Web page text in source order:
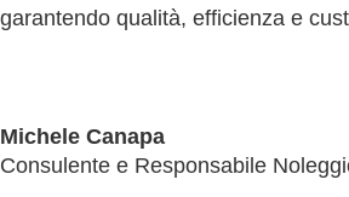
garantendo qualità, efficienza e
Michele Canapa
Consulente e Responsabile